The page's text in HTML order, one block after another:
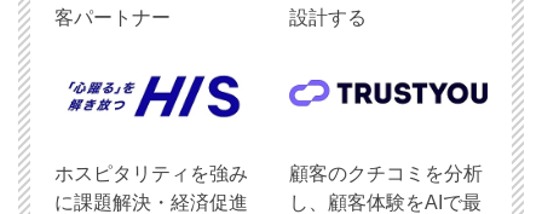
客パートナー
設計する
ホスピタリティを強み
に課題解決・経済促進
顧客のクチコミを分析
し、顧客体験をAIで最